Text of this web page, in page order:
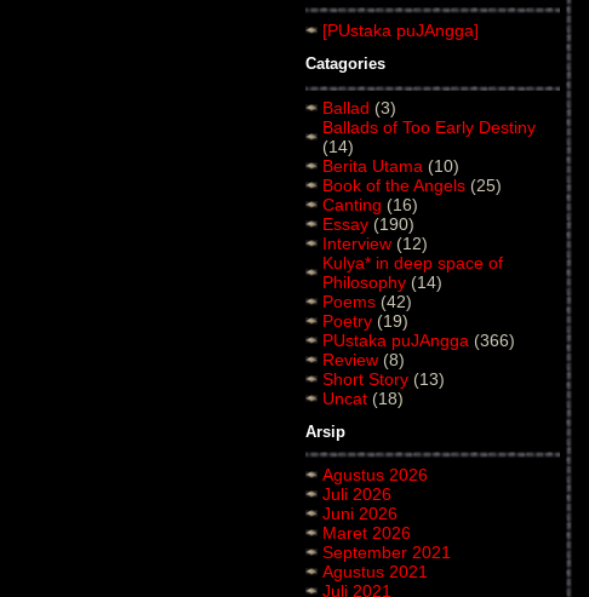
[PUstaka puJAngga]
Catagories
Ballad (3)
Ballads of Too Early Destiny
(14)
Berita Utama (10)
Book of the Angels (25)
Canting (16)
Essay (190)
Interview (12)
Kulya* in deep space of
Philosophy (14)
Poems (42)
Poetry (19)
PUstaka puJAngga (366)
Review (8)
Short Story (13)
Uncat (18)
Arsip
Agustus 2026
Juli 2026
Juni 2026
Maret 2026
September 2021
Agustus 2021
Juli 2021